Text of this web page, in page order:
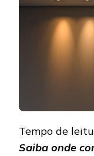
Tempo de
Saiba onde